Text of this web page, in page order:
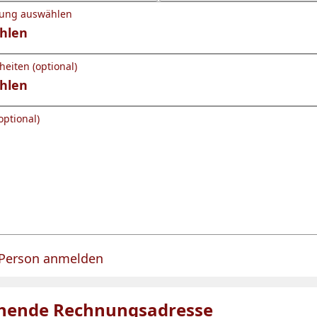
auswählen
(optional)
für eine Person angelegt.
anmelden
Rechnungsadresse